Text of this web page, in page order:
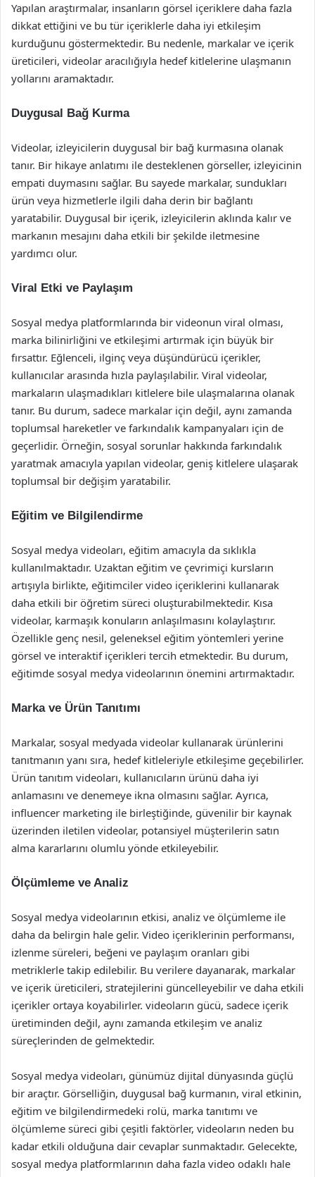
Yapılan araştırmalar, insanların görsel içeriklere daha fazla
dikkat ettiğini ve bu tür içeriklerle daha iyi etkileşim
kurduğunu göstermektedir. Bu nedenle, markalar ve içerik
üreticileri, videolar aracılığıyla hedef kitlelerine ulaşmanın
yollarını aramaktadır.
Duygusal Bağ Kurma
Videolar, izleyicilerin duygusal bir bağ kurmasına olanak
tanır. Bir hikaye anlatımı ile desteklenen görseller, izleyicinin
empati duymasını sağlar. Bu sayede markalar, sundukları
ürün veya hizmetlerle ilgili daha derin bir bağlantı
yaratabilir. Duygusal bir içerik, izleyicilerin aklında kalır ve
markanın mesajını daha etkili bir şekilde iletmesine
yardımcı olur.
Viral Etki ve Paylaşım
Sosyal medya platformlarında bir videonun viral olması,
marka bilinirliğini ve etkileşimi artırmak için büyük bir
fırsattır. Eğlenceli, ilginç veya düşündürücü içerikler,
kullanıcılar arasında hızla paylaşılabilir. Viral videolar,
markaların ulaşmadıkları kitlelere bile ulaşmalarına olanak
tanır. Bu durum, sadece markalar için değil, aynı zamanda
toplumsal hareketler ve farkındalık kampanyaları için de
geçerlidir. Örneğin, sosyal sorunlar hakkında farkındalık
yaratmak amacıyla yapılan videolar, geniş kitlelere ulaşarak
toplumsal bir değişim yaratabilir.
Eğitim ve Bilgilendirme
Sosyal medya videoları, eğitim amacıyla da sıklıkla
kullanılmaktadır. Uzaktan eğitim ve çevrimiçi kursların
artışıyla birlikte, eğitimciler video içeriklerini kullanarak
daha etkili bir öğretim süreci oluşturabilmektedir. Kısa
videolar, karmaşık konuların anlaşılmasını kolaylaştırır.
Özellikle genç nesil, geleneksel eğitim yöntemleri yerine
görsel ve interaktif içerikleri tercih etmektedir. Bu durum,
eğitimde sosyal medya videolarının önemini artırmaktadır.
Marka ve Ürün Tanıtımı
Markalar, sosyal medyada videolar kullanarak ürünlerini
tanıtmanın yanı sıra, hedef kitleleriyle etkileşime geçebilirler.
Ürün tanıtım videoları, kullanıcıların ürünü daha iyi
anlamasını ve denemeye ikna olmasını sağlar. Ayrıca,
influencer marketing ile birleştiğinde, güvenilir bir kaynak
üzerinden iletilen videolar, potansiyel müşterilerin satın
alma kararlarını olumlu yönde etkileyebilir.
Ölçümleme ve Analiz
Sosyal medya videolarının etkisi, analiz ve ölçümleme ile
daha da belirgin hale gelir. Video içeriklerinin performansı,
izlenme süreleri, beğeni ve paylaşım oranları gibi
metriklerle takip edilebilir. Bu verilere dayanarak, markalar
ve içerik üreticileri, stratejilerini güncelleyebilir ve daha etkili
içerikler ortaya koyabilirler. videoların gücü, sadece içerik
üretiminden değil, aynı zamanda etkileşim ve analiz
süreçlerinden de gelmektedir.
Sosyal medya videoları, günümüz dijital dünyasında güçlü
bir araçtır. Görselliğin, duygusal bağ kurmanın, viral etkinin,
eğitim ve bilgilendirmedeki rolü, marka tanıtımı ve
ölçümleme süreci gibi çeşitli faktörler, videoların neden bu
kadar etkili olduğuna dair cevaplar sunmaktadır. Gelecekte,
sosyal medya platformlarının daha fazla video odaklı hale